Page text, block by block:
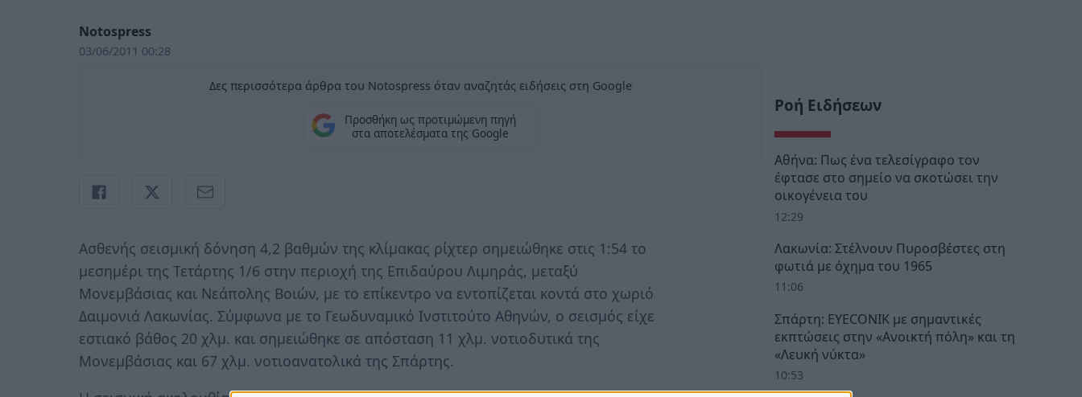
Notospress
03/06/2011 00:28
Δες περισσότερα άρθρα του Notospress όταν αναζητάς ειδήσεις στη Google
Προσθήκη ως προτιμώμενη πηγή
στα αποτελέσματα της Google
Ασθενής σεισμική δόνηση 4,2 βαθμών της κλίμακας ρίχτερ σημειώθηκε στις 1:54 το
μεσημέρι της Τετάρτης 1/6 στην περιοχή της Επιδαύρου Λιμηράς, μεταξύ
Μονεμβάσιας και Νεάπολης Βοιών, με το επίκεντρο να εντοπίζεται κοντά στο χωριό
Δαιμονιά Λακωνίας. Σύμφωνα με το Γεωδυναμικό Ινστιτούτο Αθηνών, ο σεισμός είχε
εστιακό βάθος 20 χλμ. και σημειώθηκε σε απόσταση 11 χλμ. νοτιοδυτικά της
Μονεμβάσιας και 67 χλμ. νοτιοανατολικά της Σπάρτης.
Ροή Ειδήσεων
Αθήνα: Πως ένα τελεσίγραφο τον
έφτασε στο σημείο να σκοτώσει την
οικογένεια του
12:29
Λακωνία: Στέλνουν Πυροσβέστες στη
φωτιά με όχημα του 1965
11:06
Σπάρτη: EYECONIK με σημαντικές
εκπτώσεις στην «Ανοικτή πόλη» και τη
«Λευκή νύκτα»
10:53